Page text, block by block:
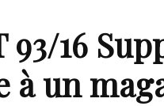
93/16
à un